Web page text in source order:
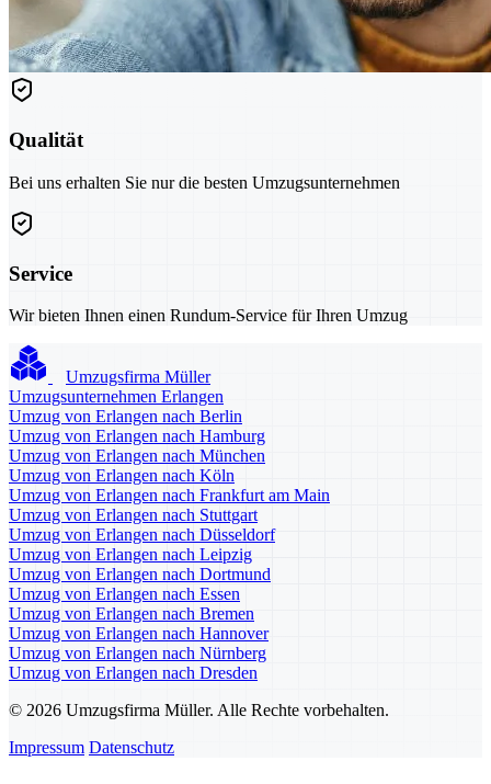
Qualität
Bei uns erhalten Sie nur die besten Umzugsunternehmen
Service
Wir bieten Ihnen einen Rundum-Service für Ihren Umzug
Umzugsfirma Müller
Umzugsunternehmen Erlangen
Umzug von Erlangen nach Berlin
Umzug von Erlangen nach Hamburg
Umzug von Erlangen nach München
Umzug von Erlangen nach Köln
Umzug von Erlangen nach Frankfurt am Main
Umzug von Erlangen nach Stuttgart
Umzug von Erlangen nach Düsseldorf
Umzug von Erlangen nach Leipzig
Umzug von Erlangen nach Dortmund
Umzug von Erlangen nach Essen
Umzug von Erlangen nach Bremen
Umzug von Erlangen nach Hannover
Umzug von Erlangen nach Nürnberg
Umzug von Erlangen nach Dresden
© 2026 Umzugsfirma Müller. Alle Rechte vorbehalten.
Impressum Datenschutz